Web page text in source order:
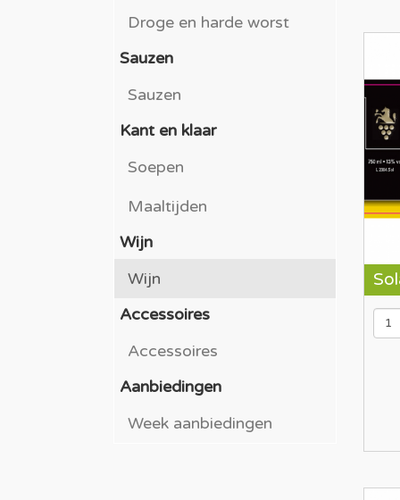
Droge en harde worst
Sauzen
Sauzen
Kant en klaar
Soepen
Maaltijden
Wijn
Wijn
Accessoires
Accessoires
Aanbiedingen
Week aanbiedingen